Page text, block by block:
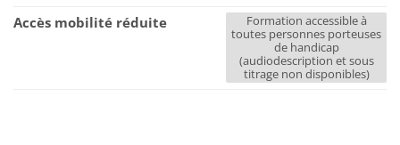
Accès mobilité réduite
Formation accessible à
toutes personnes porteuses
de handicap
(audiodescription et sous
titrage non disponibles)